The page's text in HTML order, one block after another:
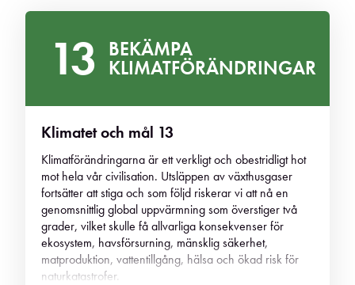
13 BEKÄMPA
KLIMATFÖRÄNDRINGAR
Klimatet och mål 13
Klimatförändringarna är ett verkligt och obestridligt hot
mot hela vår civilisation. Utsläppen av växthusgaser
fortsätter att stiga och som följd riskerar vi att nå en
genomsnittlig global uppvärmning som överstiger två
grader, vilket skulle få allvarliga konsekvenser för
ekosystem, havsförsurning, mänsklig säkerhet,
matproduktion, vattentillgång, hälsa och ökad risk för
naturkatastrofer.